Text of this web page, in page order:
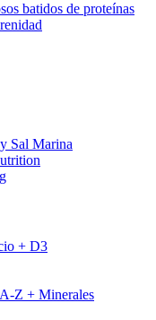
batidos de proteínas
Sal Marina
+ D3
Z + Minerales